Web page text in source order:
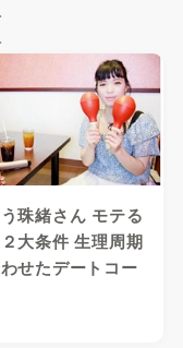
珠緒さん モテる
大条件 生理周期
せたデートコー